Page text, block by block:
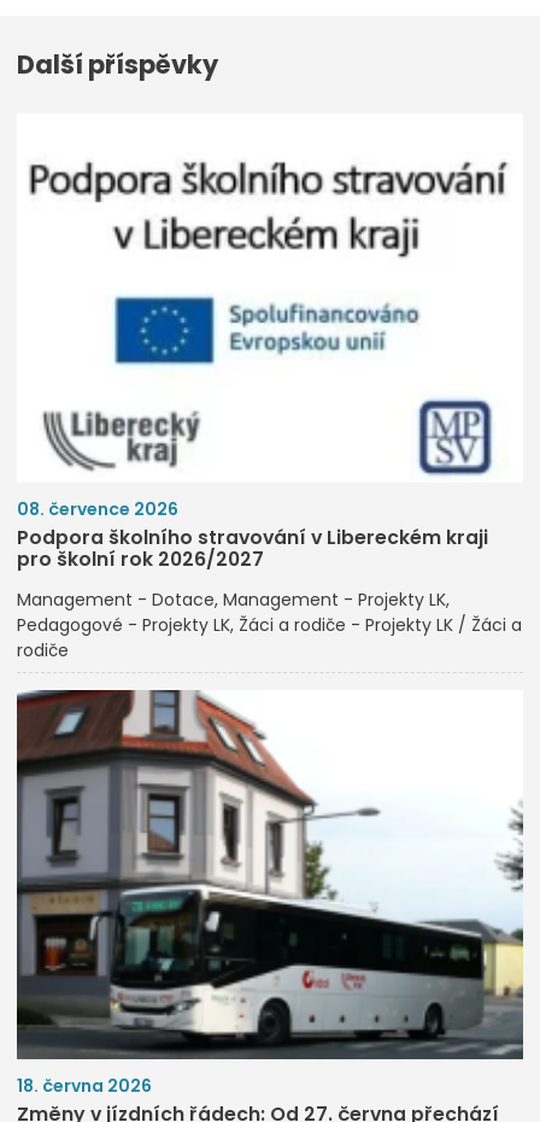
Další příspěvky
08. července 2026
Podpora školního stravování v Libereckém kraji
pro školní rok 2026/2027
Management - Dotace Management - Projekty LK
Pedagogové - Projekty LK Žáci a rodiče - Projekty LK / Žáci a
rodiče
18. června 2026
Změny v jízdních řádech: Od 27. června přechází